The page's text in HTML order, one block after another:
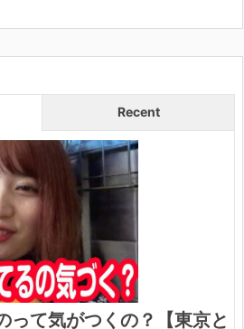
Recent
って気がつくの？【東京と